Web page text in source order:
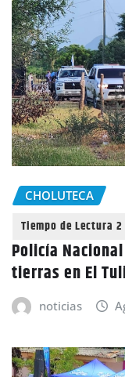
CHOLUTECA
Policía
tierras en El
noticias